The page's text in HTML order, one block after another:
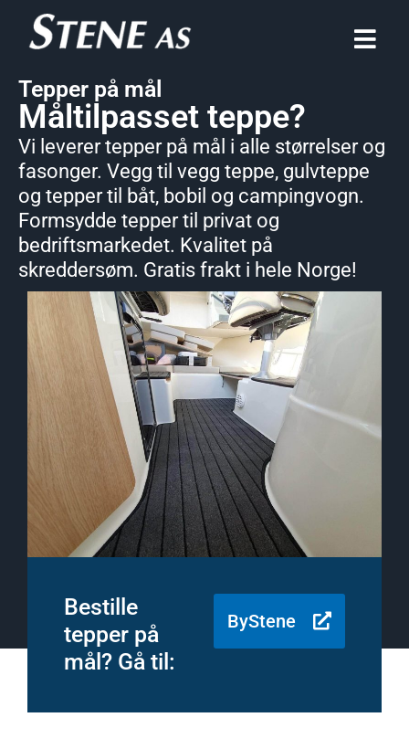
Tepper på mål
Måltilpasset teppe?
Vi leverer tepper på mål i alle størrelser og
fasonger. Vegg til vegg teppe, gulvteppe
og tepper til båt, bobil og campingvogn.
Formsydde tepper til privat og
bedriftsmarkedet. Kvalitet på
skreddersøm. Gratis frakt i hele Norge!
Bestille
tepper på
mål? Gå til:
ByStene